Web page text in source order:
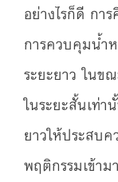
อย่างไรก็ดี กา
การควบคุมน้ำ
ระยะยาว ใน
ในระยะสั้นเท่
ยาวให้ประสบ
พฤติกรรมเข้า